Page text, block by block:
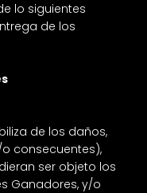
lo siguientes
de los
de los daños,
consecuentes),
ser objeto los
Ganadores, y/o